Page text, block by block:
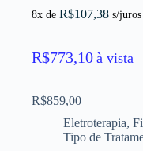
8x de R$107,38 s/juros
R$773,10 à vista
R$859,00
Eletroterapia,
Tipo de